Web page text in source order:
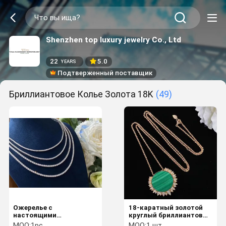
Shenzhen top luxury jewelry Co., Ltd
22 YEARS
5.0
Подтверженный поставщик
Бриллиантовое Колье Золота 18K (49)
Ожерелье с
настоящими
бриллиантами
18-каратный золотой
круглый бриллиантовый
ожерелье 18-дюймовый